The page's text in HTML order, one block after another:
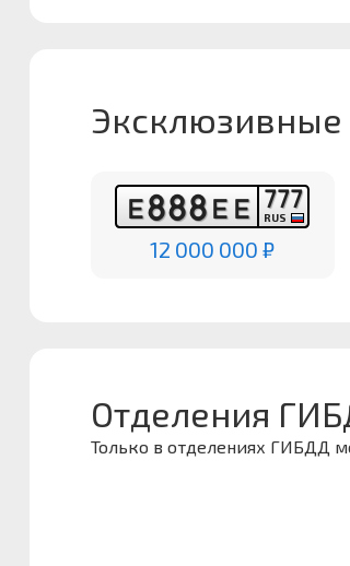
Е888Е Е 777
RUS
12 000 000 ₽
Отделения
Только в отделениях ГИБДД